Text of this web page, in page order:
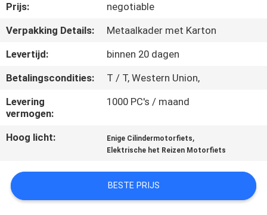
VERZOEK
OM
EEN
CITAAT
SITEMAP
PRIVACYBELEID
Prijs:
negotiable
Verpakking Details:
Metaalkader met Karton
Levertijd:
binnen 20 dagen
Betalingscondities:
T / T, Western Union,
Levering
vermogen:
1000 PC's / maand
Hoog licht: Enige Cilindermotorfiets,
Elektrische het Reizen Motorfiets
BESTE PRIJS